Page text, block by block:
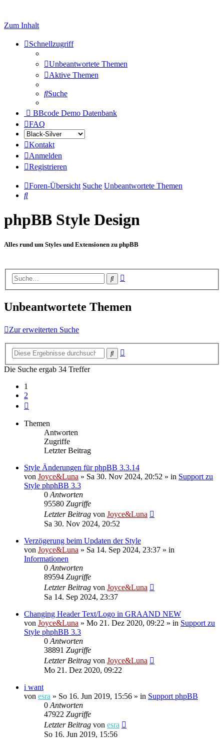
Zum Inhalt
Schnellzugriff
Unbeantwortete Themen
Aktive Themen
Suche
BBcode Demo Datenbank
FAQ
Kontakt
Anmelden
Registrieren
Foren-Übersicht Suche Unbeantwortete Themen
Suche
phpBB Style Design
Alles rund um Styles und Extensionen zu phpBB
Suche
Unbeantwortete Themen
Zur erweiterten Suche
Suche
Die Suche ergab 34 Treffer
1
2
Themen
Antworten
Zugriffe
Letzter Beitrag
Style Änderungen für phpBB 3.3.14
von Joyce&Luna » Sa 30. Nov 2024, 20:52 » in Support zu
Style phphBB 3.3
0 Antworten
95580 Zugriffe
Letzter Beitrag von Joyce&Luna
Sa 30. Nov 2024, 20:52
Verzögerung beim Updaten der Style
von Joyce&Luna » Sa 14. Sep 2024, 23:37 » in
Informationen
0 Antworten
89594 Zugriffe
Letzter Beitrag von Joyce&Luna
Sa 14. Sep 2024, 23:37
Changing Header Text/Logo in GRAAND NEW
von Joyce&Luna » Mo 21. Dez 2020, 09:22 » in Support zu
Style phphBB 3.3
0 Antworten
38891 Zugriffe
Letzter Beitrag von Joyce&Luna
Mo 21. Dez 2020, 09:22
i want
von esra » So 16. Jun 2019, 15:56 » in Support phpBB
0 Antworten
47922 Zugriffe
Letzter Beitrag von esra
So 16. Jun 2019, 15:56